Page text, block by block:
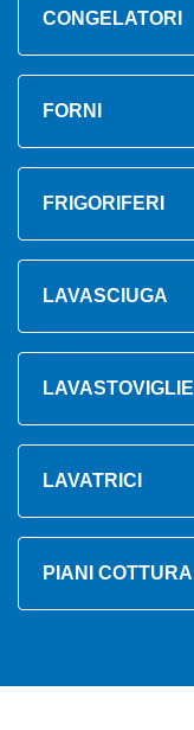
CONGELATORI
FORNI
FRIGORIFERI
LAVASCIUGA
LAVASTOVIGLIE
LAVATRICI
PIANI COTTURA